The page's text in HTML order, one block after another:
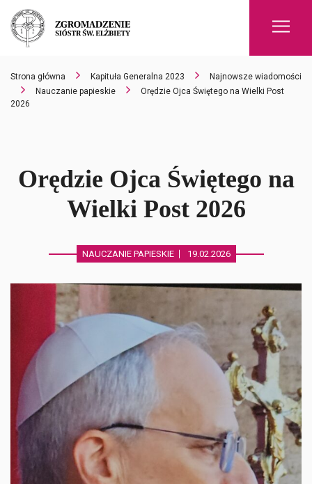
Strona główna Kapituła Generalna 2023
Najnowsze wiadomości
Nauczanie papieskie
Orędzie Ojca Świętego na Wielki Post
2026
Orędzie Ojca Świętego na
Wielki Post 2026
NAUCZANIE PAPIESKIE 19.02.2026